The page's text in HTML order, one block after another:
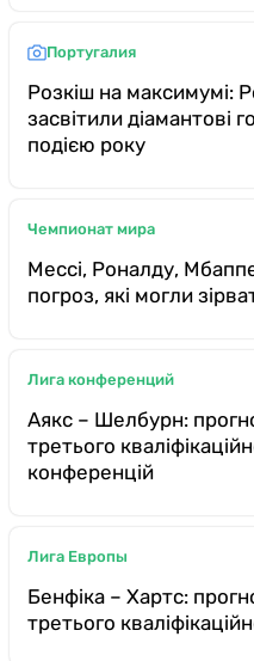
Португалия
Розкіш на максимумі:
засвітили діамантові
подією року
Чемпионат мира
Мессі, Роналду,
погроз, які могли
Лига конференций
Аякс – Шелбурн:
третього
конференцій
Лига Европы
Бенфіка – Хартс:
третього